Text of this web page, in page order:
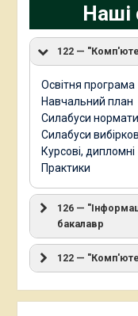
Наші
122 —
Освітня програма
Навчальний план
Силабуси
Силабуси
Курсові, дипломні
Практики
126 —
бакалавр
122 —